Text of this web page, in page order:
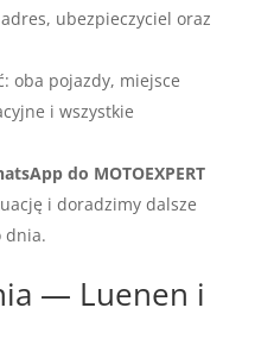
ubezpieczyciel oraz
oba pojazdy, miejsce
i wszystkie
do MOTOEXPERT
i doradzimy dalsze
dnia.
— Luenen i